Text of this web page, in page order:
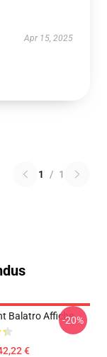
Apr 15, 2025
1 / 1
Balatro Affiche
€
-20%